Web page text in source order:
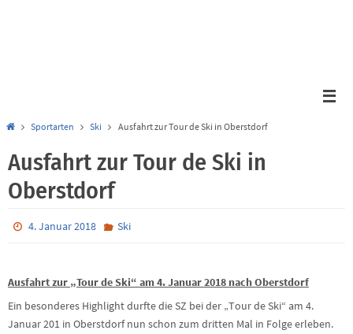
StartSportarten Ski Ausfahrt zur Tour de Ski in Oberstdorf
Ausfahrt zur Tour de Ski in
Oberstdorf
4. Januar 2018 Ski
Ausfahrt zur „Tour de Ski“ am 4. Januar 2018 nach Oberstdorf
Ein besonderes Highlight durfte die SZ bei der „Tour de Ski“ am 4.
Januar 201 in Oberstdorf nun schon zum dritten Mal in Folge erleben.